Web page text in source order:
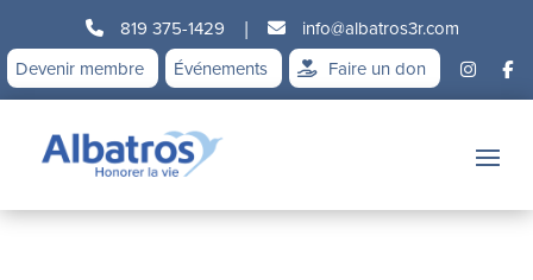
819 375-1429 |
info@albatros3r.com
Devenir membre
Événements Faire un don